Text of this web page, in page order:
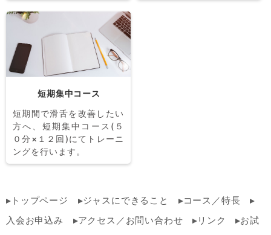
短期集中コース
短期間で滑舌を改善したい
方へ、短期集中コース(５
０分×１２回)にてトレーニ
ングを行います。
トップページ ジャスにできること コース／特長
入会お申込み アクセス／お問い合わせ リンク お試